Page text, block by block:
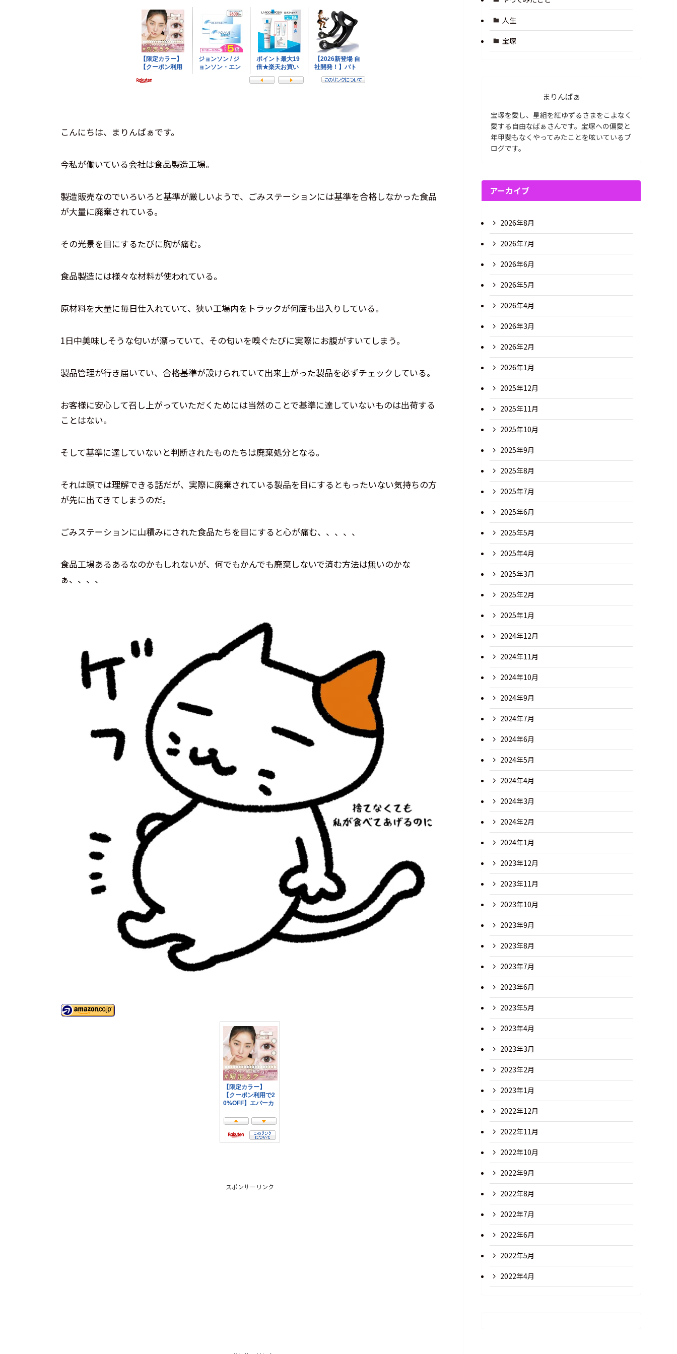
こんにちは、まりんばぁです。
今私が働いている会社は食品製造工場。
製造販売なのでいろいろと基準が厳しいようで、ごみステーションには基準を合格しなかった食品
が大量に廃棄されている。
その光景を目にするたびに胸が痛む。
食品製造には様々な材料が使われている。
原材料を大量に毎日仕入れていて、狭い工場内をトラックが何度も出入りしている。
1日中美味しそうな匂いが漂っていて、その匂いを嗅ぐたびに実際にお腹がすいてしまう。
製品管理が行き届いてい、合格基準が設けられていて出来上がった製品を必ずチェックしている。
お客様に安心して召し上がっていただくためには当然のことで基準に達していないものは出荷する
ことはない。
そして基準に達していないと判断されたものたちは廃棄処分となる。
それは頭では理解できる話だが、実際に廃棄されている製品を目にするともったいない気持ちの方
が先に出てきてしまうのだ。
ごみステーションに山積みにされた食品たちを目にすると心が痛む、、、、、
食品工場あるあるなのかもしれないが、何でもかんでも廃棄しないで済む方法は無いのかな
ぁ、、、、
スポンサーリンク
人生
宝塚
まりんばぁ
宝塚を愛し、星組を紅ゆずるさまをこよなく
愛する自由なばぁさんです。宝塚への偏愛と
年甲斐もなくやってみたことを呟いているブ
ログです。
アーカイブ
2026年8月
2026年7月
2026年6月
2026年5月
2026年4月
2026年3月
2026年2月
2026年1月
2025年12月
2025年11月
2025年10月
2025年9月
2025年8月
2025年7月
2025年6月
2025年5月
2025年4月
2025年3月
2025年2月
2025年1月
2024年12月
2024年11月
2024年10月
2024年9月
2024年7月
2024年6月
2024年5月
2024年4月
2024年3月
2024年2月
2024年1月
2023年12月
2023年11月
2023年10月
2023年9月
2023年8月
2023年7月
2023年6月
2023年5月
2023年4月
2023年3月
2023年2月
2023年1月
2022年12月
2022年11月
2022年10月
2022年9月
2022年8月
2022年7月
2022年6月
2022年5月
2022年4月